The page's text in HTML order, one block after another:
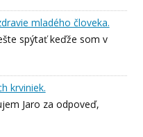
mladého človeka.
spýtať keďže som v
krviniek.
Jaro za odpoveď,